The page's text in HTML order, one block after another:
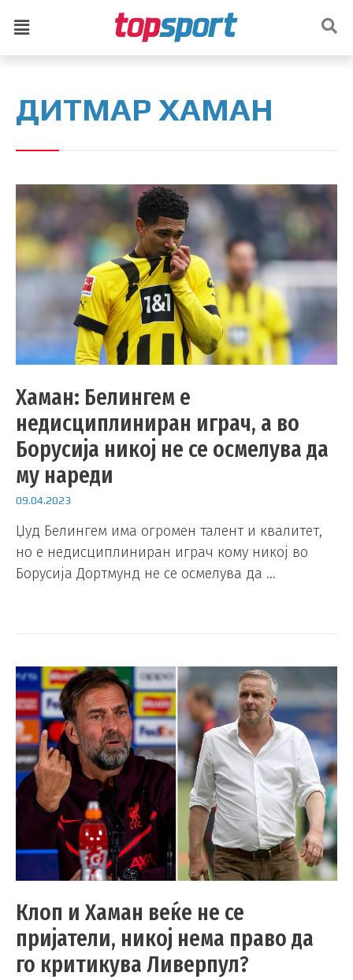
ДИТМАР ХАМАН
Хаман: Белингем е
недисциплиниран играч, а во
Борусија никој не се осмелува да
му нареди
09.04.2023
Џуд Белингем има огромен талент и квалитет,
но е недисциплиниран играч кому никој во
Борусија Дортмунд не се осмелува да …
Клоп и Хаман веќе не се
пријатели, никој нема право да
го критикува Ливерпул?